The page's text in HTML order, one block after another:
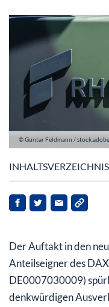
© Guntar Feldmann /
INHALTSVERZEICHNIS
Rheinmetall-Aktie
Trendwende oder
Der Auftakt in den
Anteilseigner des
DE0007030009)
denkwürdigen